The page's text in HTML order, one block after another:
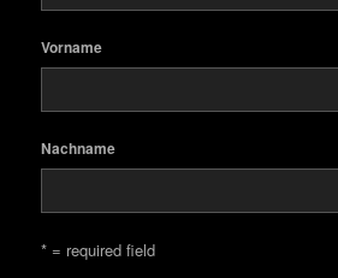
Vorname
Nachname
* = required field